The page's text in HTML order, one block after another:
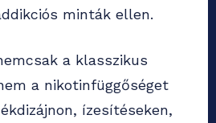
minták ellen.
a klasszikus
a nikotinfüggőséget
ízesítéseken,